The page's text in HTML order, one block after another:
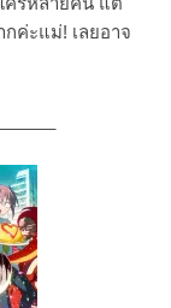
ค่ะแม่! เลยอาจ